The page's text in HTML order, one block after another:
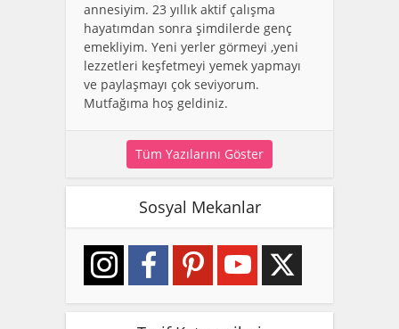
annesiyim. 23 yıllık aktif çalışma
hayatımdan sonra şimdilerde genç
emekliyim. Yeni yerler görmeyi ,yeni
lezzetleri keşfetmeyi yemek yapmayı
ve paylaşmayı çok seviyorum.
Mutfağıma hoş geldiniz.
Tüm Yazılarını Göster
Sosyal Mekanlar